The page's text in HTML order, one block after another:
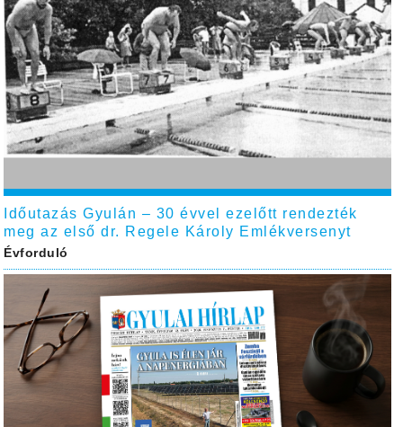
Időutazás Gyulán – 30 évvel ezelőtt rendezték
meg az első dr. Regele Károly Emlékversenyt
Évforduló